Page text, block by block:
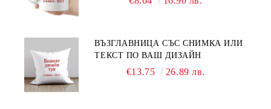
ВЪЗГЛАВНИЦА СЪС СНИМКА ИЛИ
ТЕКСТ ПО ВАШ ДИЗАЙН
€13.75 26.89 лв.